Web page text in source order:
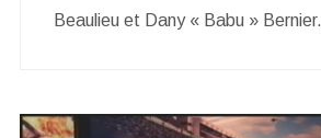
Beaulieu et Dany « Babu » Bernier.